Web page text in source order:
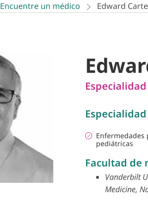
Encuentre un médico Edward
Enfermedades
pediátricas
Facultad de
Vanderbilt
Medicine,